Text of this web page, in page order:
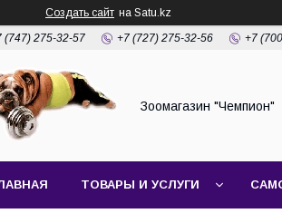
Создать сайт на Satu.kz
(747) 275-32-57 +7 (727) 275-32-56 +7
Зоомагазин "Чемпион"
ТОВАРЫ И УСЛУГИ